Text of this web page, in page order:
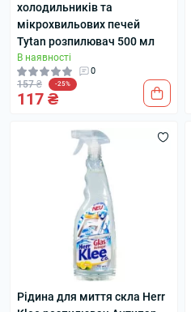
холодильників та
мікрохвильових печей
Tytan розпилювач 500 мл
В наявності
0
157 ₴ -25%
117 ₴
Рідина для миття скла Herr